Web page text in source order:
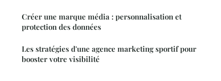
Créer une marque média : personnalisation et
protection des données
Les stratégies d'une agence marketing sportif pour
booster votre visibilité